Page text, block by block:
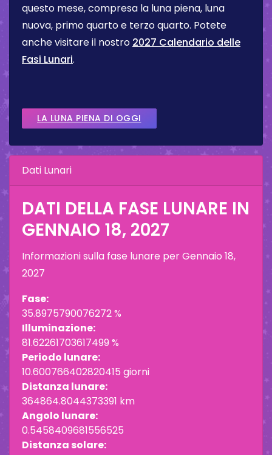
questo mese, compresa la luna piena, luna
nuova, primo quarto e terzo quarto. Potete
anche visitare il nostro 2027 Calendario delle
Fasi Lunari.
LA LUNA PIENA DI OGGI
Dati Lunari
DATI DELLA FASE LUNARE IN
GENNAIO 18, 2027
Informazioni sulla fase lunare perGennaio 18,
2027
Fase:
35.8975790076272 %
Illuminazione:
81.62261703617499 %
Periodo lunare:
10.600766402820415 giorni
Distanza lunare:
364864.8044373391 km
Angolo lunare:
0.5458409681556525
Distanza solare: